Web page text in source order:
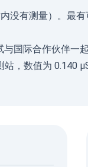
没有测量）。最
国际合作伙伴一起
，数值为 0.140
(µSv/h)
0-0.1 111
0.101-0.2 281
0.201-0.3 8